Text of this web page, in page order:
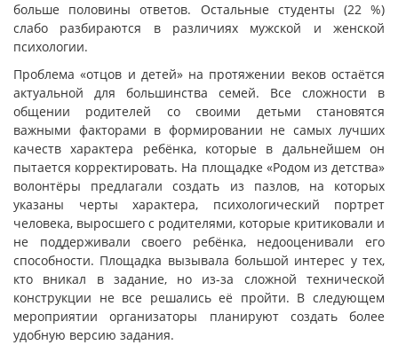
больше половины ответов. Остальные студенты (22 %)
слабо разбираются в различиях мужской и женской
психологии.
Проблема «отцов и детей» на протяжении веков остаётся
актуальной для большинства семей. Все сложности в
общении родителей со своими детьми становятся
важными факторами в формировании не самых лучших
качеств характера ребёнка, которые в дальнейшем он
пытается корректировать. На площадке «Родом из детства»
волонтёры предлагали создать из пазлов, на которых
указаны черты характера, психологический портрет
человека, выросшего с родителями, которые критиковали и
не поддерживали своего ребёнка, недооценивали его
способности. Площадка вызывала большой интерес у тех,
кто вникал в задание, но из-за сложной технической
конструкции не все решались её пройти. В следующем
мероприятии организаторы планируют создать более
удобную версию задания.